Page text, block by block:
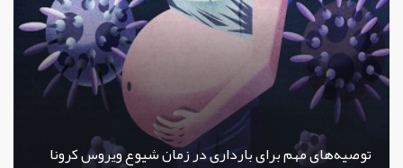
توصیه‌های مهم برای بارداری در زمان شیوع ویروس کرونا